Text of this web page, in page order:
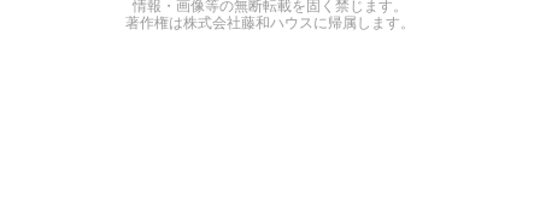
情報・画像等の無断転載を固く禁じます。
著作権は株式会社藤和ハウスに帰属します。